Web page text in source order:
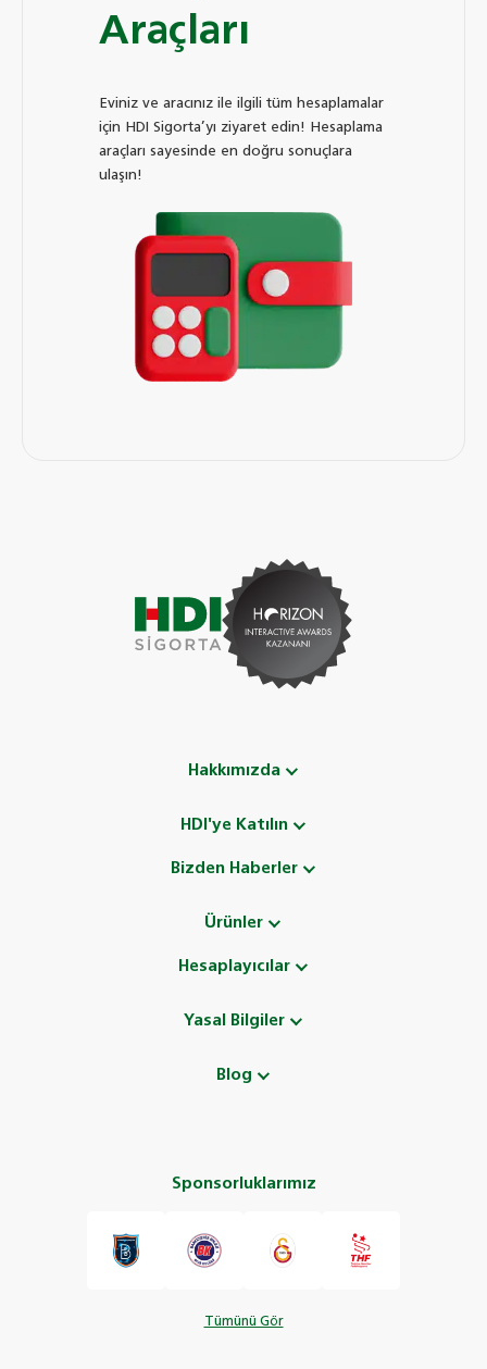
Araçları
Eviniz ve aracınız ile ilgili tüm hesaplamalar
için HDI Sigorta’yı ziyaret edin! Hesaplama
araçları sayesinde en doğru sonuçlara
ulaşın!
Hakkımızda
HDI'ye Katılın
Bizden Haberler
Ürünler
Hesaplayıcılar
Yasal Bilgiler
Blog
Sponsorluklarımız
Tümünü Gör